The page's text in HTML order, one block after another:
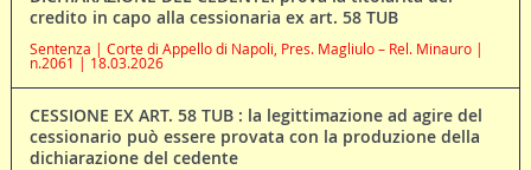
credito in capo alla cessionaria ex art. 58 TUB
Sentenza | Corte di Appello di Napoli, Pres. Magliulo – Rel. Minauro |
n.2061 | 18.03.2026
CESSIONE EX ART. 58 TUB : la legittimazione ad agire del
cessionario può essere provata con la produzione della
dichiarazione del cedente